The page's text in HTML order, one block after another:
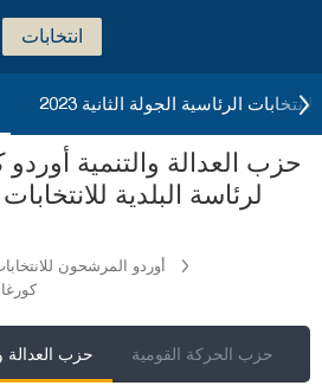
انتخابات
2023 الانتخابات الرئاسية الجولة الثانية
حزب العدالة والتنمية
أوردو المرشحون
حزب العدالة حزب الحركة القومية